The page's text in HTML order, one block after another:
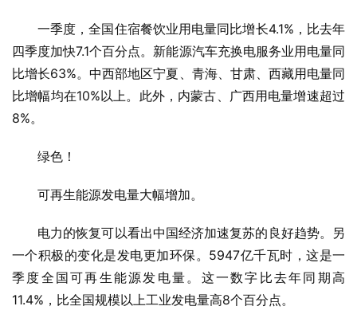
一季度，全国住宿餐饮业用电量同比增长4.1%，比去年
四季度加快7.1个百分点。新能源汽车充换电服务业用电量同
比增长63%。中西部地区宁夏、青海、甘肃、西藏用电量同
比增幅均在10%以上。此外，内蒙古、广西用电量增速超过
8%。
绿色！
可再生能源发电量大幅增加。
电力的恢复可以看出中国经济加速复苏的良好趋势。另
一个积极的变化是发电更加环保。5947亿千瓦时，这是一
季度全国可再生能源发电量。这一数字比去年同期高
11.4%，比全国规模以上工业发电量高8个百分点。